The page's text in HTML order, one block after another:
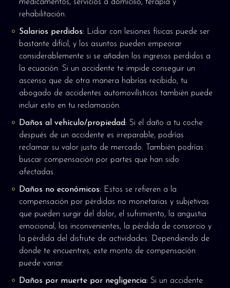
medicamentos, servicios a domicilio, terapia y
rehabilitación.
Salarios perdidos: Lidiar con lesiones físicas puede ser
bastante difícil, y los asuntos pueden empeorar
considerablemente si se añaden los ingresos perdidos a
la ecuación. Si un accidente te impide conseguir un
ascenso que de otra manera habrías recibido, tu
abogado de accidentes automovilísticos también puede
incluir esto en tu reclamación.
Daños al vehículo/propiedad: Si el daño a tu coche
después de un accidente es irreparable, podrías
reclamar su valor justo de mercado. También podrías
buscar compensación por partes que han sido
afectadas.
Daños no económicos: Estos se refieren a la
compensación por pérdidas no monetarias y subjetivas
que pueden surgir del dolor, el sufrimiento, la angustia
emocional, los inconvenientes, la pérdida de consorcio y
la pérdida del disfrute de actividades. Dependiendo de
donde te encuentres, este monto de compensación
puede variar.
Daños por muerte por negligencia: Si un accidente